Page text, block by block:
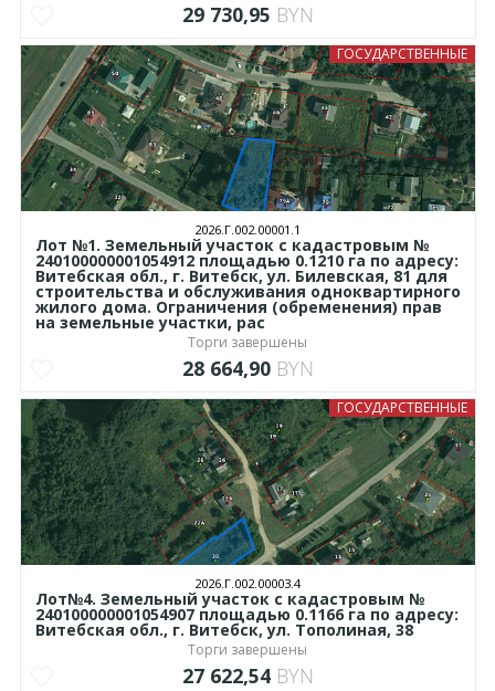
29 730,95 BYN
ГОСУДАРСТВЕННЫЕ
2026.Г.002.00001.1
Лот №1. Земельный участок с кадастровым №
240100000001054912 площадью 0.1210 га по адресу:
Витебская обл., г. Витебск, ул. Билевская, 81 для
строительства и обслуживания одноквартирного
жилого дома. Ограничения (обременения) прав
на земельные участки, рас
Торги завершены
28 664,90 BYN
ГОСУДАРСТВЕННЫЕ
2026.Г.002.00003.4
Лот№4. Земельный участок с кадастровым №
240100000001054907 площадью 0.1166 га по адресу:
Витебская обл., г. Витебск, ул. Тополиная, 38
Торги завершены
27 622,54 BYN